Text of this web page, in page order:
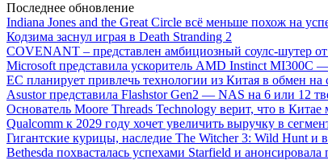
Последнее обновление
Indiana Jones and the Great Circle всё меньше похож на
Кодзима заснул играя в Death Stranding 2
COVENANT – представлен амбициозный соулс-шутер
Microsoft представила ускоритель AMD Instinct
ЕС планирует привлечь технологии из Китая в обмен на
Asustor представила Flashstor Gen2 — NAS на 6 или 12
Основатель Moore Threads Technology верит, что в
Qualcomm к 2029 году хочет увеличить выручку в
Гигантские курицы, наследие The Witcher 3: Wild Hunt и
Bethesda похвасталась успехами Starfield и анонсировала